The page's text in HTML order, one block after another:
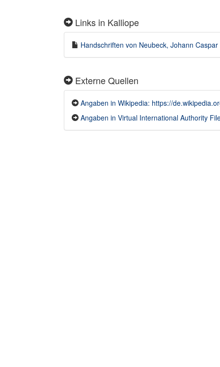
Links in Kalliope
Handschriften von Neubeck, Johann
Externe Quellen
Angaben in Wikipedia: https://
Angaben in Virtual International Authority